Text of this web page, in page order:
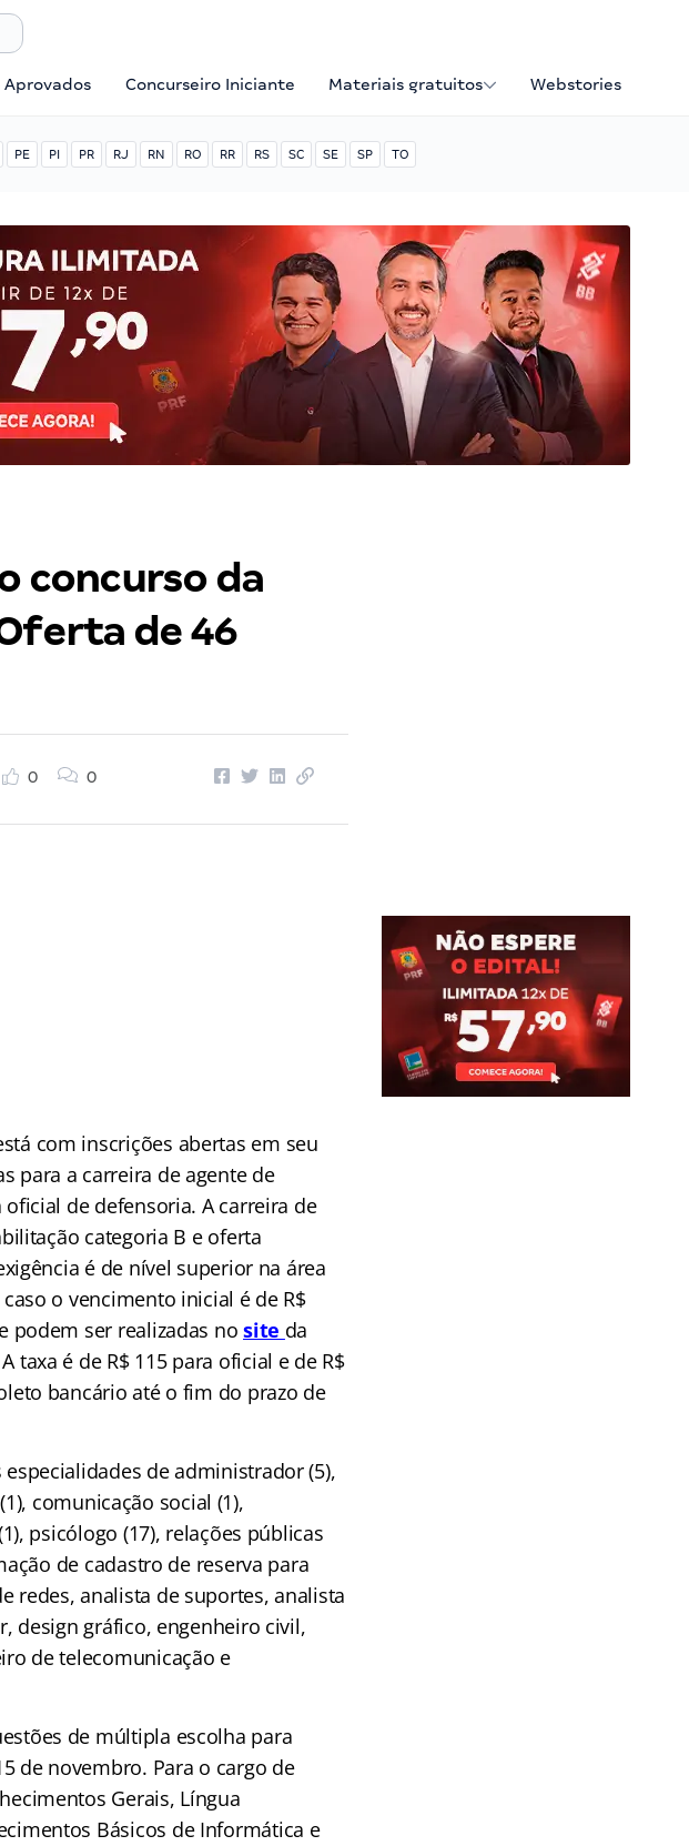
Aprovados Concurseiro Iniciante Materiais gratuitos Webstories
PE PI PR RJ RN RO RR RS SC SE SP TO
concurso da
de 46
0 0
com inscrições abertas em seu
para a carreira de agente de
de defensoria. A carreira de
categoria B e oferta
é de nível superior na área
o vencimento inicial é de R$
podem ser realizadas nosite da
taxa é de R$ 115 para oficial e de R$
bancário até o fim do prazo de
de administrador (5),
comunicação social (1),
psicólogo (17), relações públicas
de cadastro de reserva para
redes, analista de suportes, analista
design gráfico, engenheiro civil,
de telecomunicação e
de múltipla escolha para
de novembro. Para o cargo de
Gerais, Língua
Básicos de Informática e